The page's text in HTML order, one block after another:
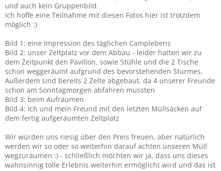
und auch kein Gruppenbild.
Ich hoffe eine Teilnahme mit diesen Fotos hier ist trotzdem
möglich :)
Bild 1: eine Impression des täglichen Camplebens
Bild 2: unser Zeltplatz vor dem Abbau - leider hatten wir zu
dem Zeitpunkt den Pavillon, sowie Stühle und die 2 Tische
schon weggeräumt aufgrund des bevorstehenden Sturmes.
Außerdem sind bereits 2 Zelte abgebaut, da 4 unserer Freunde
schon am Sonntagmorgen abfahren mussten
Bild 3: beim Aufräumen
Bild 4: Ich und mein Freund mit den letzten Müllsäcken auf
dem fertig aufgeräumten Zeltplatz
Wir würden uns riesig über den Preis freuen, aber natürlich
werden wir so oder so weiterhin darauf achten unseren Müll
wegzuräumen :) - schließlich möchten wir ja, dass uns dieses
wahnsinnig tolle Erlebnis weiterhin ermöglicht wird und das ist